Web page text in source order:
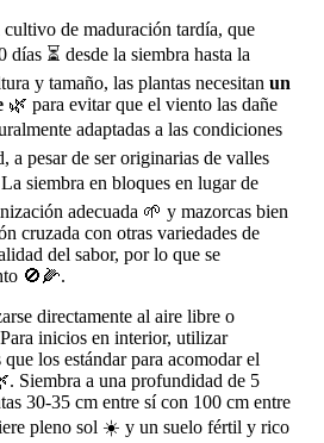
cultivo de maduración tardía, que
⏳ desde la siembra hasta la
y tamaño, las plantas necesitan un
🌿 para evitar que el viento las dañe
adaptadas a las condiciones
a pesar de ser originarias de valles
siembra en bloques en lugar de
adecuada 🌱 y mazorcas bien
cruzada con otras variedades de
del sabor, por lo que se
🚫🌽.
directamente al aire libre o
inicios en interior, utilizar
los estándar para acomodar el
Siembra a una profundidad de 5
30-35 cm entre sí con 100 cm entre
pleno sol ☀️ y un suelo fértil y rico